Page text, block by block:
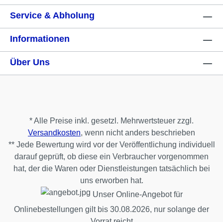
Service & Abholung
Informationen
Über Uns
* Alle Preise inkl. gesetzl. Mehrwertsteuer zzgl.
Versandkosten, wenn nicht anders beschrieben
** Jede Bewertung wird vor der Veröffentlichung individuell
darauf geprüft, ob diese ein Verbraucher vorgenommen
hat, der die Waren oder Dienstleistungen tatsächlich bei
uns erworben hat.
Unser Online-Angebot für
Onlinebestellungen gilt bis 30.08.2026, nur solange der